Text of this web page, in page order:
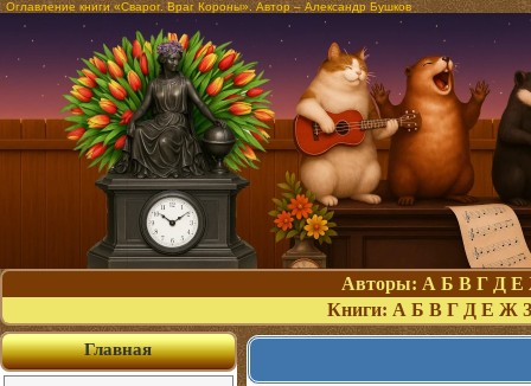
Оглавление книги «Сварог. Враг Короны». Автор – Александр Бушков
Авторы: А Б В Г Д Е
Книги: А Б В Г Д Е Ж З
Главная